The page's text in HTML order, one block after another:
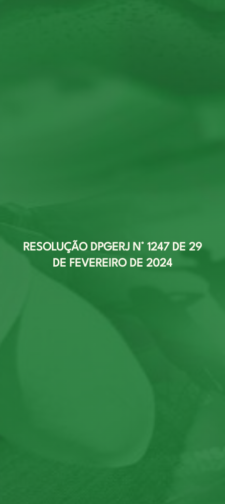
RESOLUÇÃO DPGERJ N° 1247 DE 29
DE FEVEREIRO DE 2024